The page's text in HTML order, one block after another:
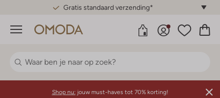
Gratis standaard verzending*
Menu
Shop nu: jouw must-haves tot 70% korting!